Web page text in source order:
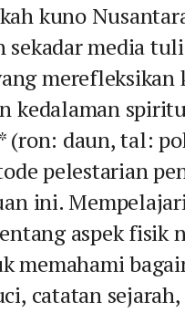
kuno
sekadar media
merefleksikan
kedalaman
(ron: daun, tal:
pelestarian
ini.
aspek fisik
memahami
catatan